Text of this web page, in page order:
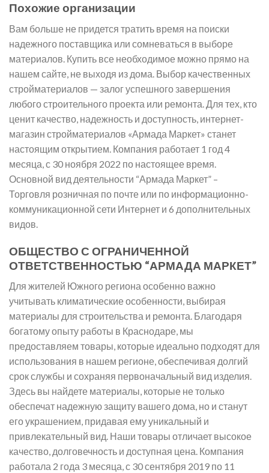
Похожие организации
Вам больше не придется тратить время на поиски
надежного поставщика или сомневаться в выборе
материалов. Купить все необходимое можно прямо на
нашем сайте, не выходя из дома. Выбор качественных
стройматериалов — залог успешного завершения
любого строительного проекта или ремонта. Для тех, кто
ценит качество, надежность и доступность, интернет-
магазин стройматериалов «Армада Маркет» станет
настоящим открытием. Компания работает 1 год 4
месяца, с 30 ноября 2022 по настоящее время.
Основной вид деятельности “Армада Маркет” –
Торговля розничная по почте или по информационно-
коммуникационной сети Интернет и 6 дополнительных
видов.
ОБЩЕСТВО С ОГРАНИЧЕННОЙ
ОТВЕТСТВЕННОСТЬЮ “АРМАДА МАРКЕТ”
Для жителей Южного региона особенно важно
учитывать климатические особенности, выбирая
материалы для строительства и ремонта. Благодаря
богатому опыту работы в Краснодаре, мы
предоставляем товары, которые идеально подходят для
использования в нашем регионе, обеспечивая долгий
срок службы и сохраняя первоначальный вид изделия.
Здесь вы найдете материалы, которые не только
обеспечат надежную защиту вашего дома, но и станут
его украшением, придавая ему уникальный и
привлекательный вид. Наши товары отличает высокое
качество, долговечность и доступная цена. Компания
работала 2 года 3 месяца, с 30 сентября 2019 по 11